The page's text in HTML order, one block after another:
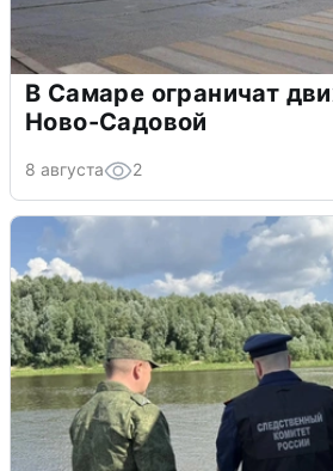
В Самаре ограничат
Ново-Садовой
8 августа 2